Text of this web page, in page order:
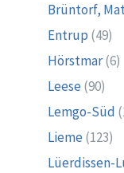
Brüntorf,
Entrup (49)
Hörstmar(6)
Leese (90)
Lemgo-Süd
Lieme (123)
Lüerdissen-